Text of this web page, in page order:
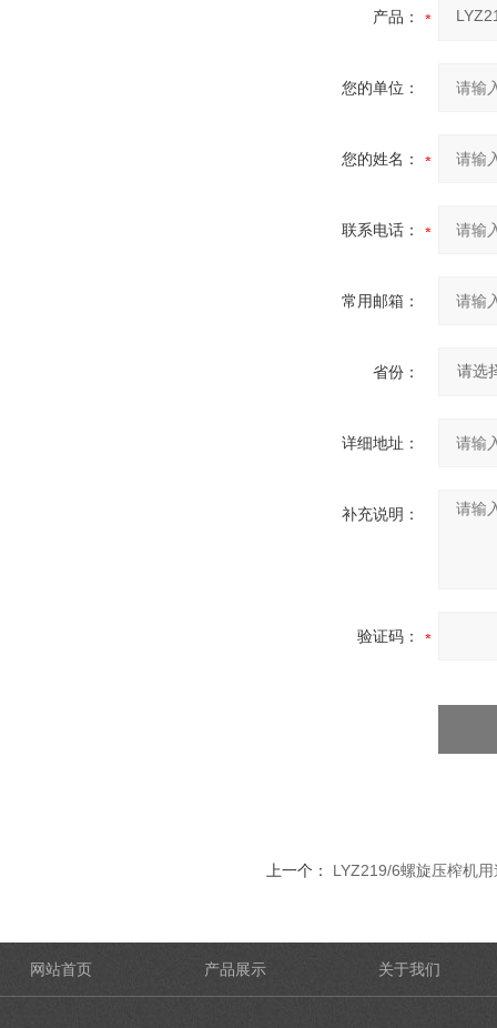
产品：
您的单位：
您的姓名：
联系电话：
常用邮箱：
省份：
详细地址：
补充说明：
验证码：
上一个： LYZ219/6螺旋压榨机用
网站首页 产品展示 关于我们